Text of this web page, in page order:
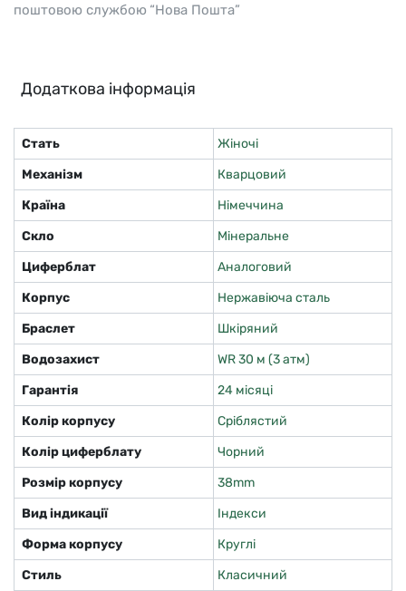
поштовою службою “Нова Пошта”
Додаткова інформація
Стать
Жіночі
Механізм
Кварцовий
Країна
Німеччина
Скло
Мінеральне
Циферблат
Аналоговий
Корпус
Нержавіюча сталь
Браслет
Шкіряний
Водозахист
WR 30 м (3 атм)
Гарантія
24 місяці
Колір корпусу
Сріблястий
Колір циферблату
Чорний
Розмір корпусу
38mm
Вид індикації
Індекси
Форма корпусу
Круглі
Стиль
Класичний